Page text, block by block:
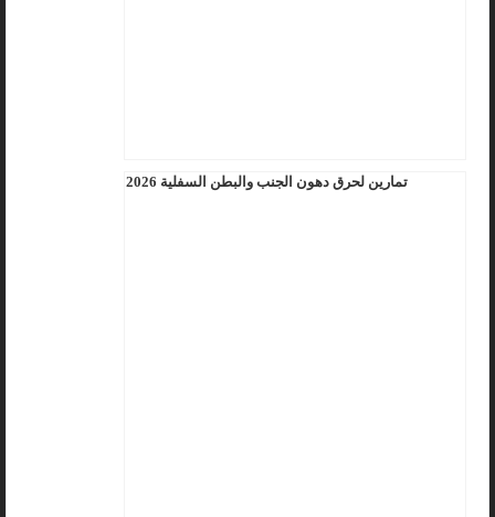
تمارين لحرق دهون الجنب والبطن السفلية 2026